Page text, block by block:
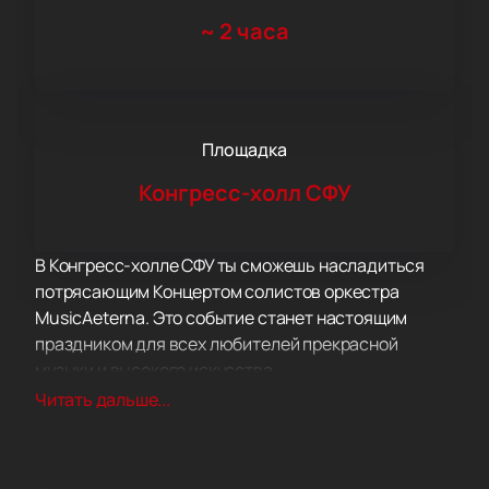
~ 2 часа
Площадка
Конгресс-холл СФУ
В Конгресс-холле СФУ ты сможешь насладиться
потрясающим Концертом солистов оркестра
MusicAeterna. Это событие станет настоящим
праздником для всех любителей прекрасной
музыки и высокого искусства.
Перед тобой откроются уникальные возможности
Читать дальше...